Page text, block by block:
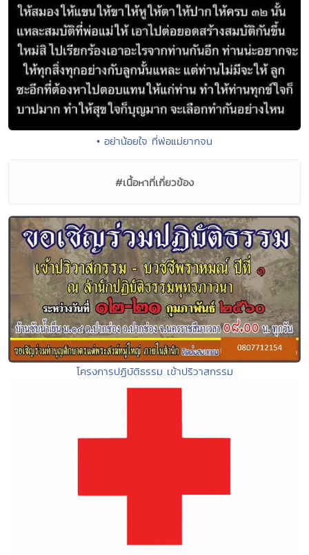
• อย่าน้อยใจ ที่พ่อแม่ยากจน
#เนื้อหาที่เกี่ยวข้อง
โครงการปฏิบัติธรรม เข้าปริวาสกรรม